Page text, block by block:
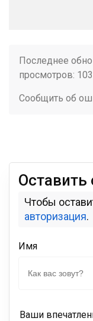
Последнее
просмотров:
Сообщить об
Оставить
Чтобы
авторизация.
Имя
Ваши